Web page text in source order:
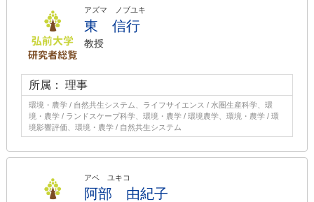
アズマ ノブユキ
東 信行
教授
所属： 理事
環境・農学 / 自然共生システム、ライフサイエンス / 水圏生産科学、環
境・農学 / ランドスケープ科学、環境・農学 / 環境農学、環境・農学 / 環
境影響評価、環境・農学 / 自然共生システム
アベ ユキコ
阿部 由紀子